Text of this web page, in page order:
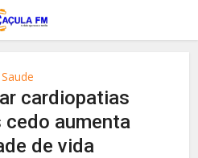
Saude
cardiopatias
aumenta
de vida